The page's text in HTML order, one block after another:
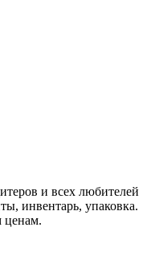
и всех любителей
инвентарь, упаковка.
ценам.